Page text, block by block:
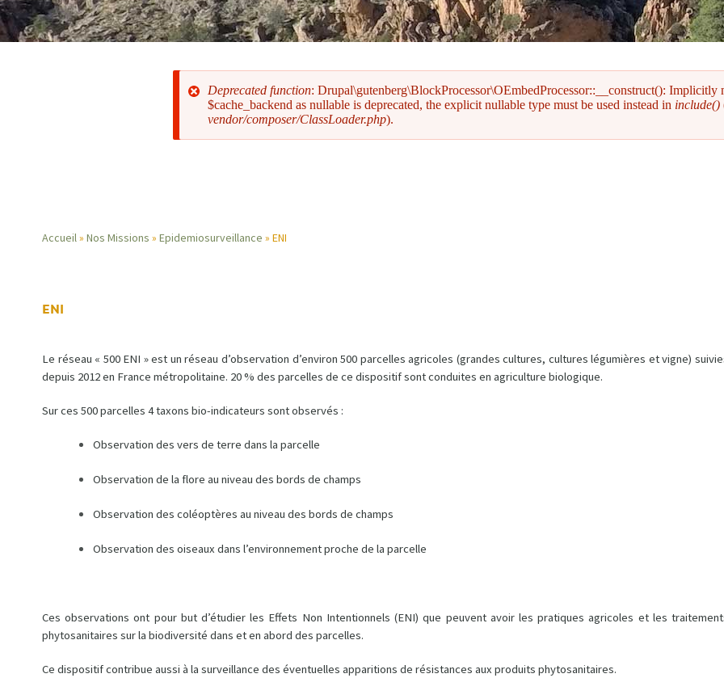
Message
Deprecated function: Drupal\gutenberg\BlockProcessor\OEmbedProcessor::__construct(): Implicitly
$cache_backend as nullable is deprecated, the explicit nullable type must be used instead in include()
vendor/composer/ClassLoader.php).
d'Ariane
Accueil Nos Missions Epidemiosurveillance ENI
ENI
Le réseau « 500 ENI » est un réseau d’observation d’environ 500 parcelles agricoles (grandes cultures, cultures légumières et vigne)
depuis 2012 en France métropolitaine. 20 % des parcelles de ce dispositif sont conduites en agriculture biologique.
Sur ces 500 parcelles 4 taxons bio-indicateurs sont observés :
Observation des vers de terre dans la parcelle
Observation de la flore au niveau des bords de champs
Observation des coléoptères au niveau des bords de champs
Observation des oiseaux dans l’environnement proche de la parcelle
Ces observations ont pour but d’étudier les Effets Non Intentionnels (ENI) que peuvent avoir les pratiques agricoles et les
phytosanitaires sur la biodiversité dans et en abord des parcelles.
Ce dispositif contribue aussi à la surveillance des éventuelles apparitions de résistances aux produits phytosanitaires.